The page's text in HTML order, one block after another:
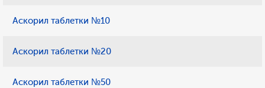
Аскорил таблетки №10
Аскорил таблетки №20
Аскорил таблетки №50